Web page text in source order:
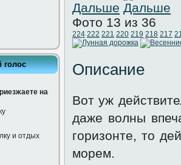
голос
на
и отдых
Дальше
Фото 13 из 36
224 222 221 220 219 218 217
Описание
Вот уж
даже волны
горизонте, то
морем.